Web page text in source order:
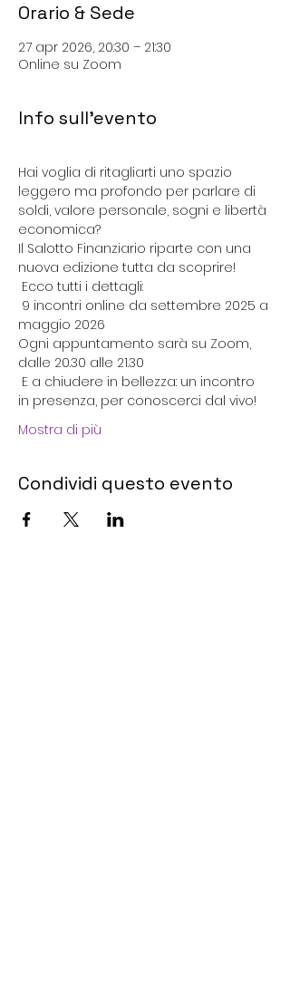
Orario & Sede
27 apr 2026, 20:30 – 21:30
Online su Zoom
Info sull'evento
Hai voglia di ritagliarti uno spazio
leggero ma profondo per parlare di
soldi, valore personale, sogni e libertà
economica?
Il Salotto Finanziario riparte con una
nuova edizione tutta da scoprire!
Ecco tutti i dettagli:
9 incontri online da settembre 2025 a
maggio 2026
Ogni appuntamento sarà su Zoom,
dalle 20.30 alle 21.30
E a chiudere in bellezza: un incontro
in presenza, per conoscerci dal vivo!
Mostra di più
Condividi questo evento